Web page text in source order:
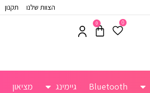
הצוות שלנו תקנון
0
0
Bluetooth גיימינג מציאון